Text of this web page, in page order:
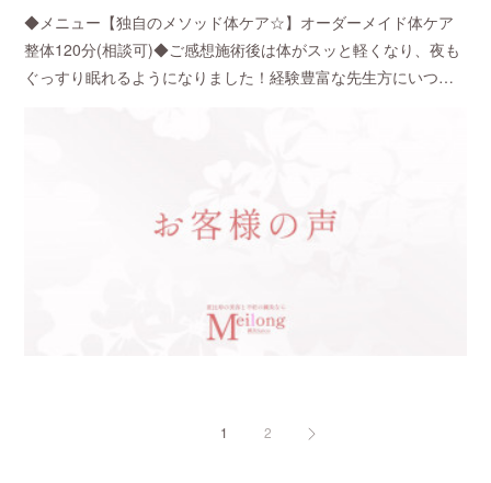
◆メニュー【独自のメソッド体ケア☆】オーダーメイド体ケア
整体120分(相談可)◆ご感想施術後は体がスッと軽くなり、夜も
ぐっすり眠れるようになりました！経験豊富な先生方にいつ…
1 2